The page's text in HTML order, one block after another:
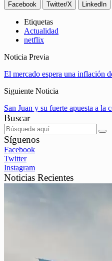
Facebook Twitter/X LinkedIn
Etiquetas
Actualidad
netflix
Noticia Previa
El mercado espera una inflación
Siguiente Noticia
San Juan y su fuerte apuesta a la
Buscar
Síguenos
Facebook
Twitter
Instagram
Noticias Recientes